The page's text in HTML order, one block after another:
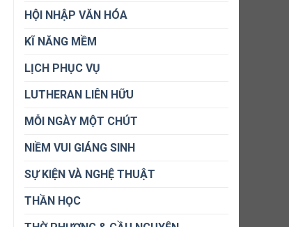
HỘI NHẬP VĂN HÓA
KĨ NĂNG MỀM
LỊCH PHỤC VỤ
LUTHERAN LIÊN HỮU
MỖI NGÀY MỘT CHÚT
NIỀM VUI GIÁNG SINH
SỰ KIỆN VÀ NGHỆ THUẬT
THẦN HỌC